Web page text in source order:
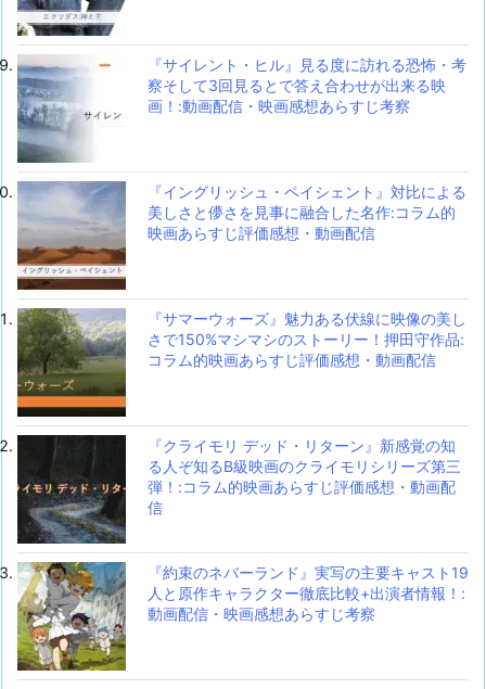
『サイレント・ヒル』見る度に訪れる恐怖・考
察そして3回見るとで答え合わせが出来る映
画！:動画配信・映画感想あらすじ考察
『イングリッシュ・ペイシェント』対比による
美しさと儚さを見事に融合した名作:コラム的
映画あらすじ評価感想・動画配信
『サマーウォーズ』魅力ある伏線に映像の美し
さで150%マシマシのストーリー！押田守作品:
コラム的映画あらすじ評価感想・動画配信
『クライモリ デッド・リターン』新感覚の知
る人ぞ知るB級映画のクライモリシリーズ第三
弾！:コラム的映画あらすじ評価感想・動画配
信
『約束のネバーランド』実写の主要キャスト19
人と原作キャラクター徹底比較+出演者情報！:
動画配信・映画感想あらすじ考察